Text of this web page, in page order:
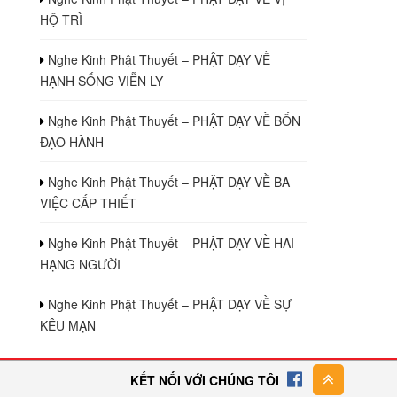
HỘ TRÌ
Nghe Kinh Phật Thuyết – PHẬT DẠY VỀ
HẠNH SỐNG VIỄN LY
Nghe Kinh Phật Thuyết – PHẬT DẠY VỀ BỐN
ĐẠO HÀNH
Nghe Kinh Phật Thuyết – PHẬT DẠY VỀ BA
VIỆC CẤP THIẾT
Nghe Kinh Phật Thuyết – PHẬT DẠY VỀ HAI
HẠNG NGƯỜI
Nghe Kinh Phật Thuyết – PHẬT DẠY VỀ SỰ
KÊU MẠN
KẾT NỐI VỚI CHÚNG TÔI